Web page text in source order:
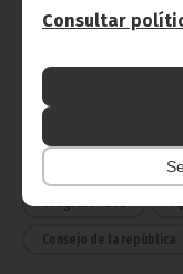
Consultar
Noticias
África
Gente
CongresoPDGE
Consejo de la república